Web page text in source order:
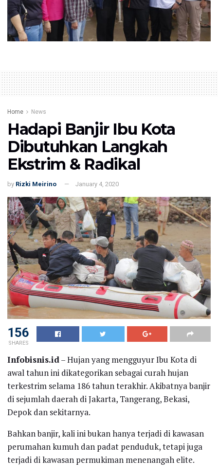
Home News
Hadapi Banjir Ibu Kota
Dibutuhkan Langkah
Ekstrim & Radikal
by Rizki Meirino January 4, 2020
156
SHARES
Infobisnis.id– Hujan yang mengguyur Ibu Kota di
awal tahun ini dikategorikan sebagai curah hujan
terkestrim selama 186 tahun terakhir. Akibatnya banjir
di sejumlah daerah di Jakarta, Tangerang, Bekasi,
Depok dan sekitarnya.
Bahkan banjir, kali ini bukan hanya terjadi di kawasan
perumahan kumuh dan padat penduduk, tetapi juga
terjadi di kawasan permukiman menenangah elite.